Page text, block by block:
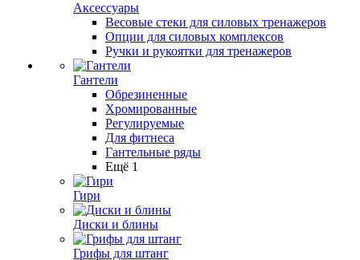
Аксессуары
Весовые стеки для силовых тренажеров
Опции для силовых комплексов
Ручки и рукоятки для тренажеров
Гантели
Обрезиненные
Хромированные
Регулируемые
Для фитнеса
Гантельные ряды
Ещё 1
Гири
Диски и блины
Грифы для штанг